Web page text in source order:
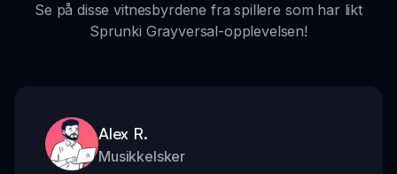
Se på disse vitnesbyrdene fra spillere som har likt
Sprunki Grayversal-opplevelsen!
Alex R.
Musikkelsker